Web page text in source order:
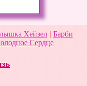
Хейзел| Барби
Сердце